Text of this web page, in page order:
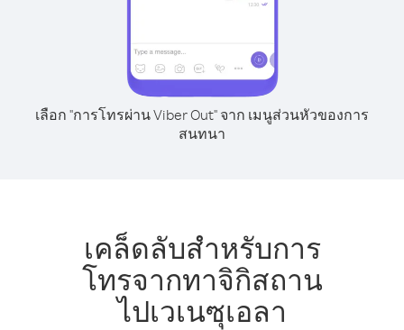
เลือก "การโทรผ่าน Viber Out" จาก เมนูส่วนหัวของการ
สนทนา
เคล็ดลับสำหรับการ
โทรจากทาจิกิสถาน
ไปเวเนซุเอลา